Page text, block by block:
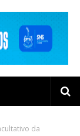
da